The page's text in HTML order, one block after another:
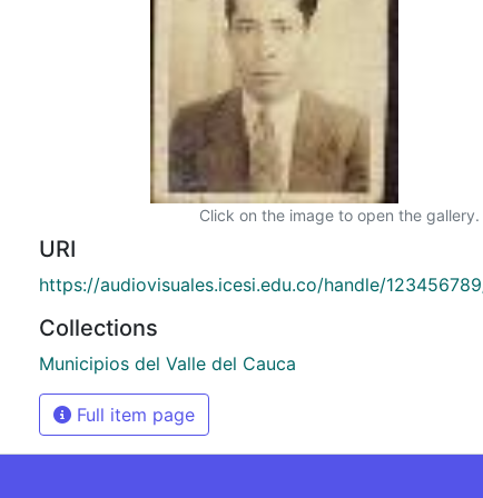
Click on the image to open the gallery.
URI
https://audiovisuales.icesi.edu.co/handle/
Collections
Municipios del Valle del Cauca
Full item page